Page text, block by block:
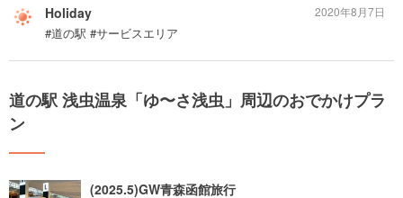
Holiday
#道の駅 #サービスエリア
2020年8月7日
道の駅 浅虫温泉「ゆ〜さ浅虫」周辺のおでかけプラ
ン
(2025.5)GW青森函館旅行